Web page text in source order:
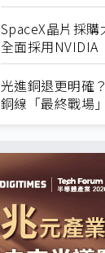
SpaceX晶片採
全面採用NVIDIA
光進銅退更明確
銅線「最終戰場」